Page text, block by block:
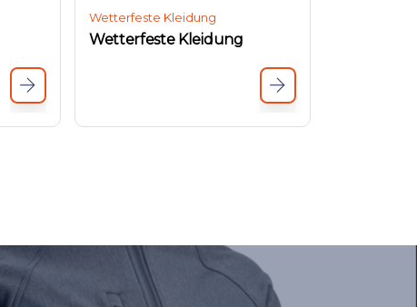
Wetterfeste Kleidung
Wetterfeste Kleidung